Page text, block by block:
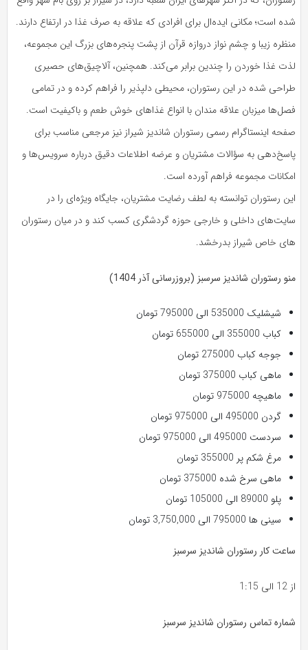
شده است؛ مکانی ایده‌ال برای افرادی که علاقه به صرف غذا در ارتفاع دارند.
منظره زیبا و چشم نواز دروازه قرآن از پشت پنجره‌های بزرگ این مجموعه،
لذت غذا خوردن را چندین برابر می‌کند. همچنین، آلاچیق‌های حصیری
طراحی شده در این رستوران، محیطی دلپذیر را فراهم کرده و در تمامی
فصل‌ها میزبان علاقه مندان با انواع غذاهای خوش طعم و باکیفیت است.
صفحه اینستاگرام رسمی رستوران شاندیز شیراز نیز مرجعی مناسب برای
پاسخ‌دهی به سؤالات مشتریان و عرضه اطلاعات دقیق درباره سرویس‌ها و
امکانات مجموعه فراهم آورده است.
این رستوران توانسته به لطف رضایت مشتریان، جایگاه ویژه‌ای را در
سایت‌های داخلی و خارجی حوزه گردشگری کسب کند و در میان رستوران
های خاص شیراز بدرخشد.
منو رستوران شاندیز سرسبز (بروزرسانی آذر 1404)
شیشلیک 535000 الی 795000 تومان
کباب 355000 الی 655000 تومان
جوجه کباب 275000 تومان
ماهی کباب 375000 تومان
ماهیچه 975000 تومان
گردن 495000 الی 975000 تومان
سردست 495000 الی 975000 تومان
مرغ شکم پر 355000 تومان
ماهی سرخ شده 375000 تومان
پلو 89000 الی 105000 تومان
سینی ها 795000 الی 3,750,000 تومان
ساعت کار رستوران شاندیز سرسبز
از 12 الی 1:15
شماره تماس رستوران شاندیز سرسبز